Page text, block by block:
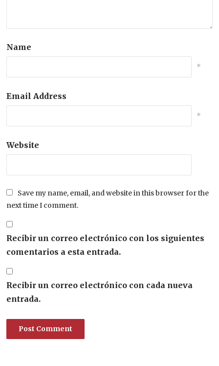
Name
*
Email Address
*
Website
Save my name, email, and website in this browser for the
next time I comment.
Recibir un correo electrónico con los siguientes
comentarios a esta entrada.
Recibir un correo electrónico con cada nueva
entrada.